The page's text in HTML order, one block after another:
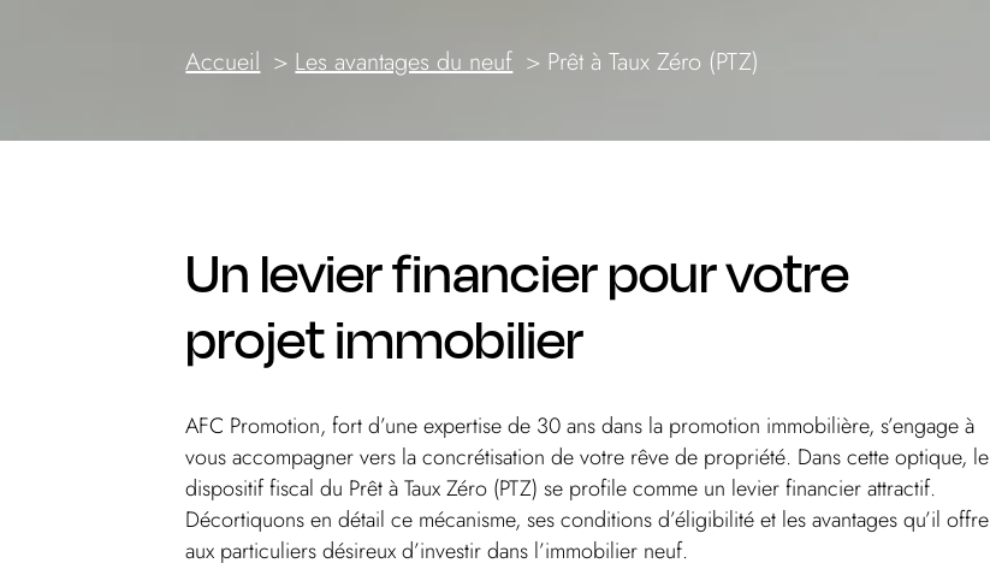
Accueil Les avantages du neuf Prêt à Taux Zéro (PTZ)
Un levier financier pour votre
projet immobilier
AFC Promotion, fort d’une expertise de 30 ans dans la promotion immobilière, s’engage à
vous accompagner vers la concrétisation de votre rêve de propriété. Dans cette optique, le
dispositif fiscal du Prêt à Taux Zéro (PTZ) se profile comme un levier financier attractif.
Décortiquons en détail ce mécanisme, ses conditions d’éligibilité et les avantages qu’il offre
aux particuliers désireux d’investir dans l’immobilier neuf.